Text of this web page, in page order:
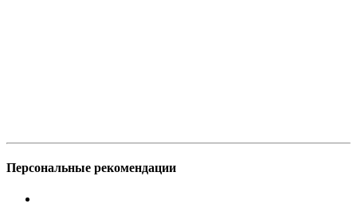
Персональные рекомендации